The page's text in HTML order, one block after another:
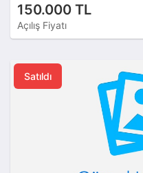
150.000 TL
Açılış Fiyatı
Satıldı